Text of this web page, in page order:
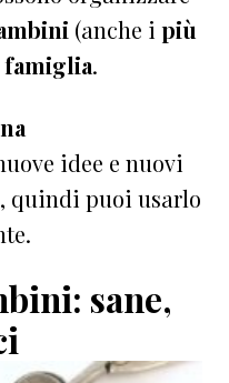
(anche i più
famiglia.
idee e nuovi
quindi puoi usarlo
sane,